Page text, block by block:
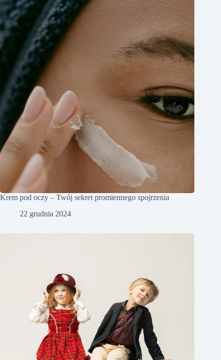
Krem pod oczy – Twój sekret promiennego spojrzenia
22 grudnia 2024